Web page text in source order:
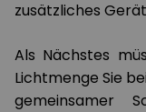
zusätzliches
Als Nächstes
Lichtmenge Sie
gemeinsamer